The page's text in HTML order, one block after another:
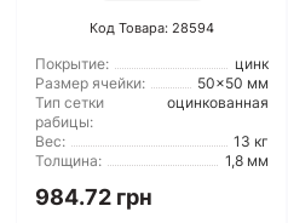
Код Товара: 28594
Покрытие:
цинк
Размер ячейки:
50x50 мм
Тип сетки
рабицы:
оцинкованная
Вес:
13 кг
Толщина:
1,8 мм
984.72 грн